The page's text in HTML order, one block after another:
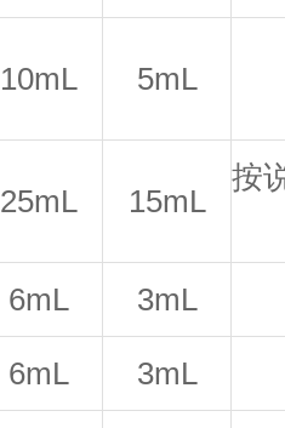
10mL 5mL
25mL 15mL
按
6mL 3mL
6mL 3mL